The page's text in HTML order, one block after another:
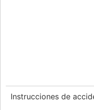
Instrucciones de